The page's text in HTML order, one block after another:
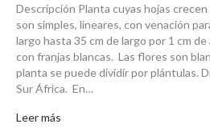
Descripción Planta cuyas hojas
son simples, lineares, con venación
largo hasta 35 cm de largo por 1 cm
con franjas blancas. Las flores son
planta se puede dividir por plántulas.
Sur África. En…
Leer más